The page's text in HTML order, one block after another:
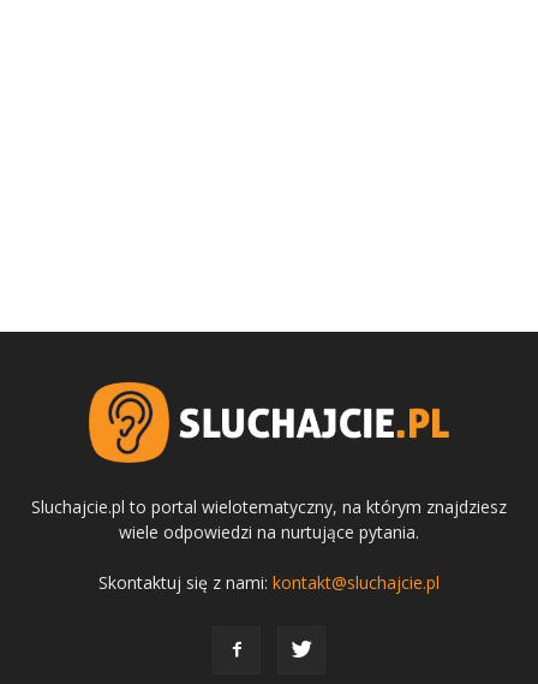
Sluchajcie.pl to portal wielotematyczny, na którym znajdziesz
wiele odpowiedzi na nurtujące pytania.
Skontaktuj się z nami: kontakt@sluchajcie.pl